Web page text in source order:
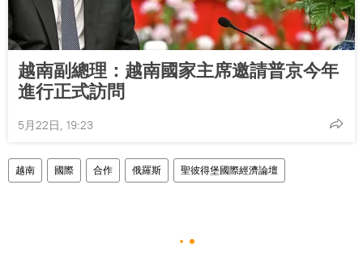
越南副總理：越南國家主席邀請普京今年
進行正式訪問
5月22日, 19:23
越南 國際 合作 俄羅斯 聖彼得堡國際經濟論壇